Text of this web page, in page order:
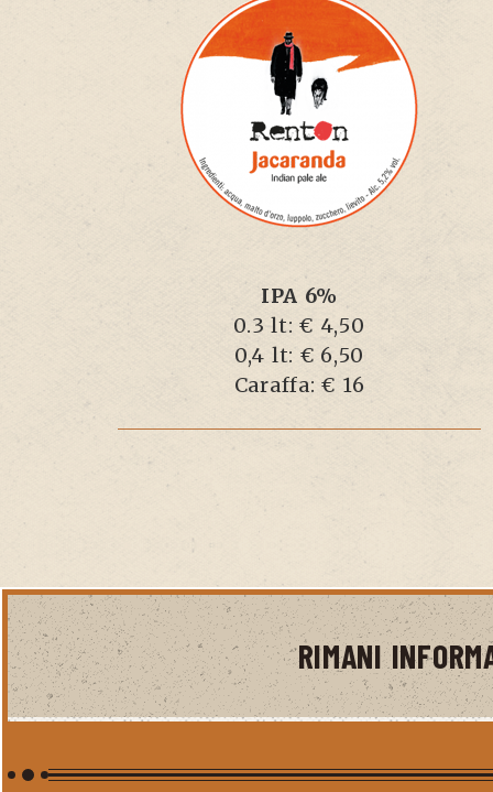
IPA 6%
0.3 lt: € 4,50
0,4 lt: € 6,50
Caraffa: € 16
RIMANI